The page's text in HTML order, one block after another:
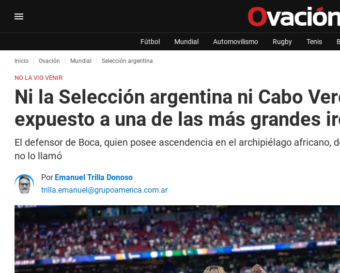
Fútbol Mundial Automovilismo Rugby Tenis
Inicio Ovación Mundial Selección argentina
NO LA VIO VENIR
Ni la Selección argentina ni Cabo
expuesto a una de las más grandes
El defensor de Boca, quien posee ascendencia en el archipiélago
no lo llamó
Por Emanuel Trilla Donoso
trilla.emanuel@grupoamerica.com.ar